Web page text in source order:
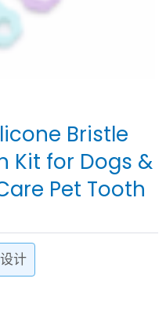
Bristle
Kit for Dogs &
Pet Tooth
计